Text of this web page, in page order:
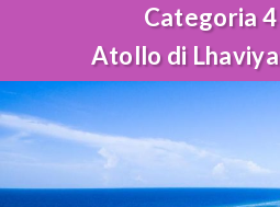
Categoria
Atollo di